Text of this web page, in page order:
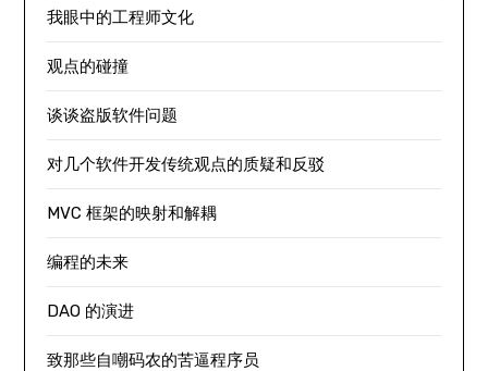
我眼中的工程师文化
观点的碰撞
谈谈盗版软件问题
对几个软件开发传统观点的质疑和反驳
MVC 框架的映射和解耦
编程的未来
DAO 的演进
致那些自嘲码农的苦逼程序员